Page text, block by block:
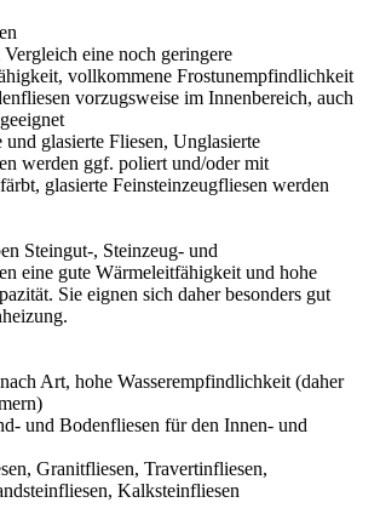
eine noch geringere
vollkommene Frostunempfindlichkeit
vorzugsweise im Innenbereich, auch
glasierte Fliesen, Unglasierte
werden ggf. poliert und/oder mit
glasierte Feinsteinzeugfliesen werden
Steingut-, Steinzeug- und
eine gute Wärmeleitfähigkeit und hohe
Sie eignen sich daher besonders gut
Art, hohe Wasserempfindlichkeit (daher
und Bodenfliesen für den Innen- und
Granitfliesen, Travertinfliesen,
Kalksteinfliesen